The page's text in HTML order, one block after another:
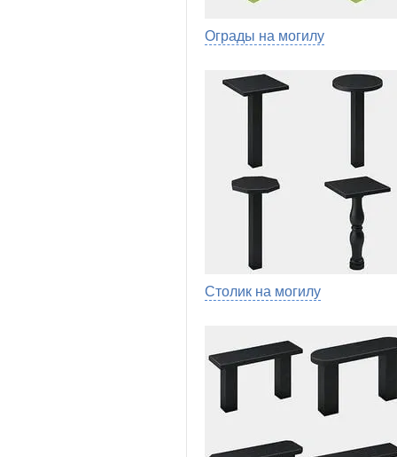
Ограды на могилу
Столик на могилу